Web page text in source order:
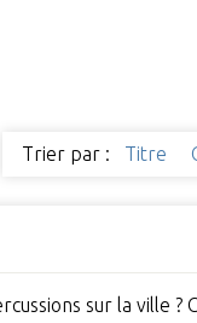
Trier par : Titre
sur la ville